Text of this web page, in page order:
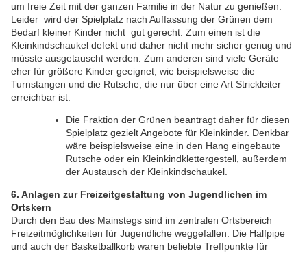
um freie Zeit mit der ganzen Familie in der Natur zu genießen.
Leider wird der Spielplatz nach Auffassung der Grünen dem
Bedarf kleiner Kinder nicht gut gerecht. Zum einen ist die
Kleinkindschaukel defekt und daher nicht mehr sicher genug und
müsste ausgetauscht werden. Zum anderen sind viele Geräte
eher für größere Kinder geeignet, wie beispielsweise die
Turnstangen und die Rutsche, die nur über eine Art Strickleiter
erreichbar ist.
Die Fraktion der Grünen beantragt daher für diesen
Spielplatz gezielt Angebote für Kleinkinder. Denkbar
wäre beispielsweise eine in den Hang eingebaute
Rutsche oder ein Kleinkindklettergestell, außerdem
der Austausch der Kleinkindschaukel.
6. Anlagen zur Freizeitgestaltung von Jugendlichen im
Ortskern
Durch den Bau des Mainstegs sind im zentralen Ortsbereich
Freizeitmöglichkeiten für Jugendliche weggefallen. Die Halfpipe
und auch der Basketballkorb waren beliebte Treffpunkte für